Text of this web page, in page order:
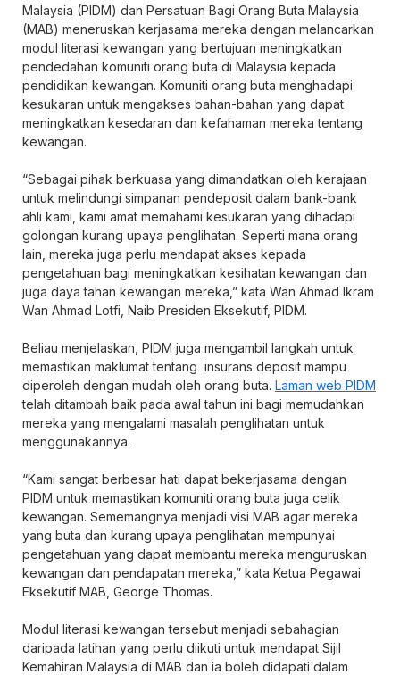
Malaysia (PIDM) dan Persatuan Bagi Orang Buta Malaysia
(MAB) meneruskan kerjasama mereka dengan melancarkan
modul literasi kewangan yang bertujuan meningkatkan
pendedahan komuniti orang buta di Malaysia kepada
pendidikan kewangan. Komuniti orang buta menghadapi
kesukaran untuk mengakses bahan-bahan yang dapat
meningkatkan kesedaran dan kefahaman mereka tentang
kewangan.
“Sebagai pihak berkuasa yang dimandatkan oleh kerajaan
untuk melindungi simpanan pendeposit dalam bank-bank
ahli kami, kami amat memahami kesukaran yang dihadapi
golongan kurang upaya penglihatan. Seperti mana orang
lain, mereka juga perlu mendapat akses kepada
pengetahuan bagi meningkatkan kesihatan kewangan dan
juga daya tahan kewangan mereka,” kata Wan Ahmad Ikram
Wan Ahmad Lotfi, Naib Presiden Eksekutif, PIDM.
Beliau menjelaskan, PIDM juga mengambil langkah untuk
memastikan maklumat tentang insurans deposit mampu
diperoleh dengan mudah oleh orang buta. Laman web PIDM
telah ditambah baik pada awal tahun ini bagi memudahkan
mereka yang mengalami masalah penglihatan untuk
menggunakannya.
“Kami sangat berbesar hati dapat bekerjasama dengan
PIDM untuk memastikan komuniti orang buta juga celik
kewangan. Sememangnya menjadi visi MAB agar mereka
yang buta dan kurang upaya penglihatan mempunyai
pengetahuan yang dapat membantu mereka menguruskan
kewangan dan pendapatan mereka,” kata Ketua Pegawai
Eksekutif MAB, George Thomas.
Modul literasi kewangan tersebut menjadi sebahagian
daripada latihan yang perlu diikuti untuk mendapat Sijil
Kemahiran Malaysia di MAB dan ia boleh didapati dalam